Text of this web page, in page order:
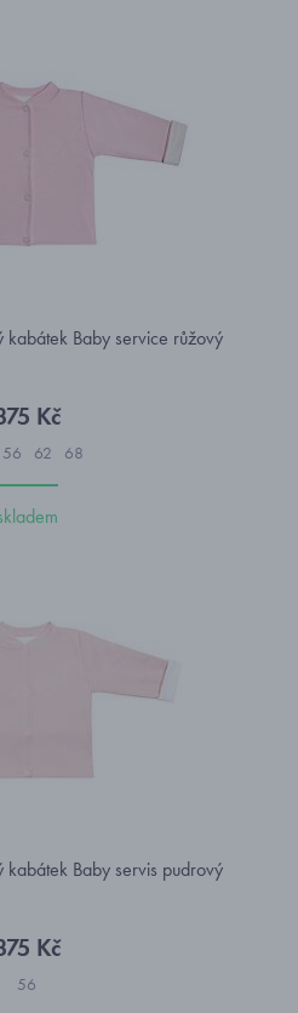
kabátek Baby service růžový
Kč
56 62 68
Baby servis pudrový
Kč
56